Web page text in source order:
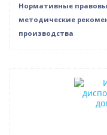
Нормативные
методические
производства
Нет в наличии